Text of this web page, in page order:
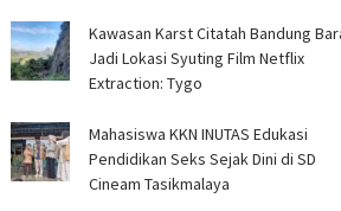
Kawasan Karst Citatah Bandung
Jadi Lokasi Syuting Film Netflix
Extraction: Tygo
Mahasiswa KKN INUTAS Edukasi
Pendidikan Seks Sejak Dini di SD
Cineam Tasikmalaya